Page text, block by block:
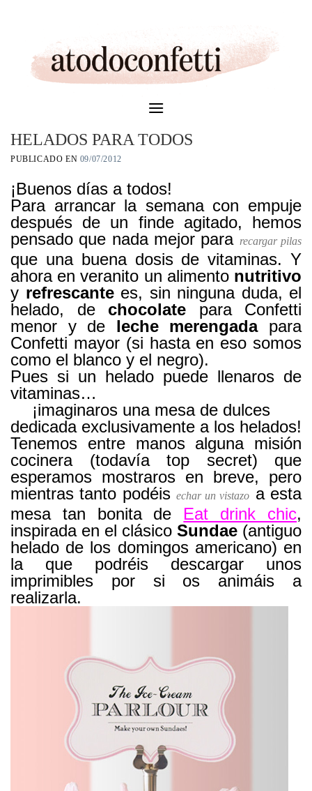
HELADOS PARA TODOS
PUBLICADO EN 09/07/2012
¡Buenos días a todos!
Para arrancar la semana con empuje
después de un finde agitado, hemos
pensado que nada mejor para recargar pilas
que una buena dosis de vitaminas. Y
ahora en veranito un alimentonutritivo
y refrescantees, sin ninguna duda, el
helado, de chocolate para Confetti
menor y de leche merengadapara
Confetti mayor (si hasta en eso somos
como el blanco y el negro).
Pues si un helado puede llenaros de
vitaminas…
¡imaginaros una mesa de dulces
dedicada exclusivamente a los helados!
Tenemos entre manos alguna misión
cocinera (todavía top secret) que
esperamos mostraros en breve, pero
mientras tanto podéis echar un vistazo a esta
mesa tan bonita de Eat drink chic,
inspirada en el clásico Sundae (antiguo
helado de los domingos americano) en
la que podréis descargar unos
imprimibles por si os animáis a
realizarla.